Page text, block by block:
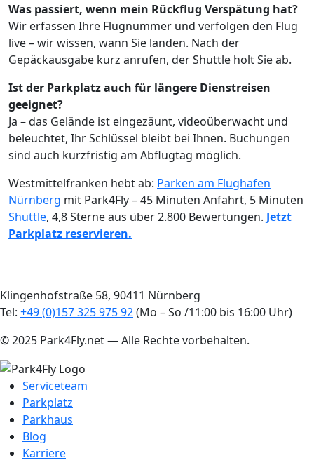
Was passiert, wenn mein Rückflug Verspätung hat?
Wir erfassen Ihre Flugnummer und verfolgen den Flug
live – wir wissen, wann Sie landen. Nach der
Gepäckausgabe kurz anrufen, der Shuttle holt Sie ab.
Ist der Parkplatz auch für längere Dienstreisen
geeignet?
Ja – das Gelände ist eingezäunt, videoüberwacht und
beleuchtet, Ihr Schlüssel bleibt bei Ihnen. Buchungen
sind auch kurzfristig am Abflugtag möglich.
Westmittelfranken hebt ab: Parken am Flughafen
Nürnberg mit Park4Fly – 45 Minuten Anfahrt, 5 Minuten
Shuttle, 4,8 Sterne aus über 2.800 Bewertungen. Jetzt
Parkplatz reservieren.
Klingenhofstraße 58, 90411 Nürnberg
Tel: +49 (0)157 325 975 92(Mo – So /11:00 bis 16:00 Uhr)
© 2025 Park4Fly.net — Alle Rechte vorbehalten.
Serviceteam
Parkplatz
Parkhaus
Blog
Karriere